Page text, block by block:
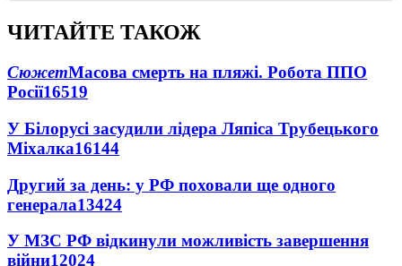
ЧИТАЙТЕ ТАКОЖ
СюжетМасова смерть на пляжі. Робота ППО
Росії16519
У Білорусі засудили лідера Ляпіса Трубецького
Міхалка16144
Другий за день: у РФ поховали ще одного
генерала13424
У МЗС РФ відкинули можливість завершення
війни12024